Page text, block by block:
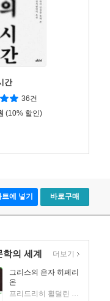
간
36건
(10% 할인)
트에 넣기 바로구매
학의 세계
그리스의 은자 히페리
온
프리드리히 횔덜린 저/김재혁 역
더보기